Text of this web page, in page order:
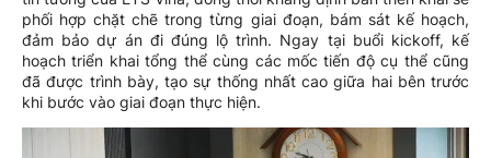
phối hợp chặt chẽ trong từng giai đoạn, bám sát kế hoạch,
đảm bảo dự án đi đúng lộ trình. Ngay tại buổi kickoff, kế
hoạch triển khai tổng thể cùng các mốc tiến độ cụ thể cũng
đã được trình bày, tạo sự thống nhất cao giữa hai bên trước
khi bước vào giai đoạn thực hiện.